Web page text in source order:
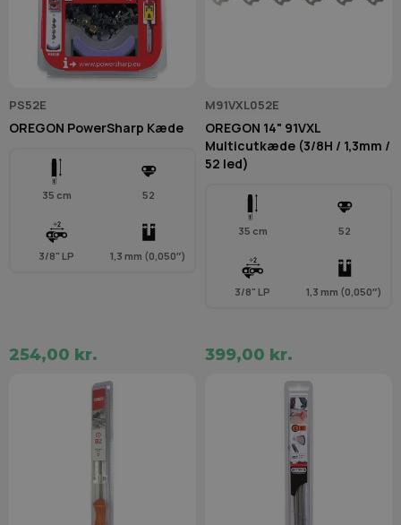
PS52E
OREGON PowerSharp Kæde
35 cm 52
3/8" LP 1,3 mm (0,050″)
254,00 kr.
M91VXL052E
OREGON 14" 91VXL
Multicutkæde (3/8H / 1,3mm /
52 led)
35 cm 52
3/8" LP 1,3 mm (0,050″)
399,00 kr.